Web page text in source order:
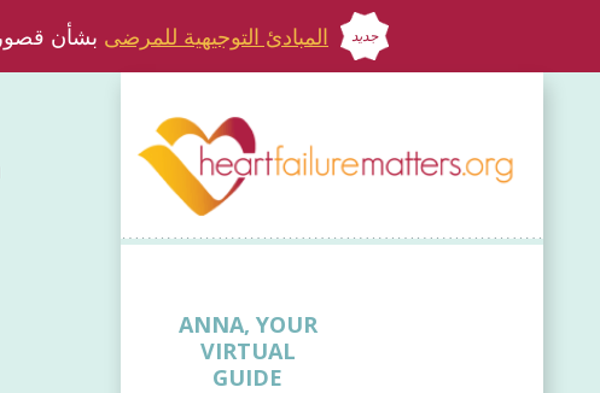
جديد المبادئ التوجيهية للمرضى بشأن
ANNA, YOUR
VIRTUAL
GUIDE